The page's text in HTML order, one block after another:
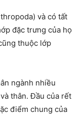
và có tất
đặc trưng của họ
thuộc lớp
ngành nhiều
thân. Đầu của rết
điểm chung của